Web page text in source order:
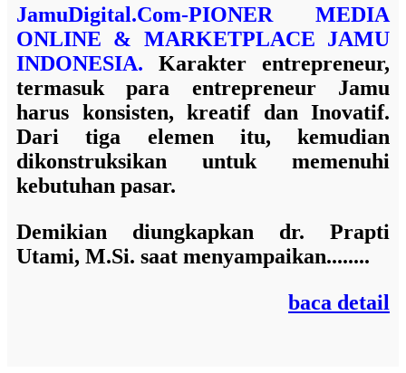
JamuDigital.Com-PIONER MEDIA
ONLINE & MARKETPLACE JAMU
INDONESIA. Karakter entrepreneur,
termasuk para entrepreneur Jamu
harus konsisten, kreatif dan Inovatif.
Dari tiga elemen itu, kemudian
dikonstruksikan untuk memenuhi
kebutuhan pasar.
Demikian diungkapkan dr. Prapti
Utami, M.Si. saat menyampaikan........
baca detail